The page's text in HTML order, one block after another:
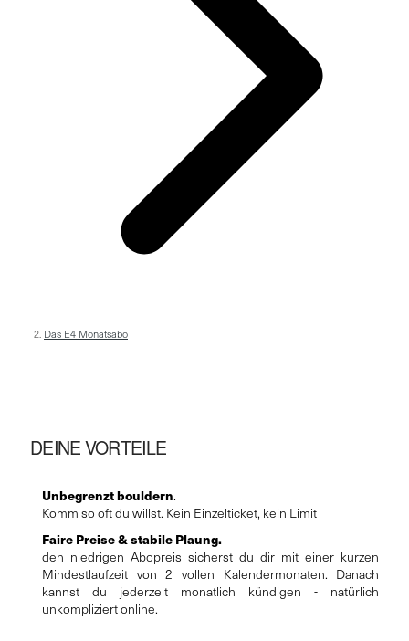
Das E4 Monatsabo
DEINE VORTEILE
Unbegrenzt bouldern.
Komm so oft du willst. Kein Einzelticket, kein Limit
Faire Preise & stabile Plaung.
den niedrigen Abopreis sicherst du dir mit einer kurzen
Mindestlaufzeit von 2 vollen Kalendermonaten. Danach
kannst du jederzeit monatlich kündigen - natürlich
unkompliziert online.